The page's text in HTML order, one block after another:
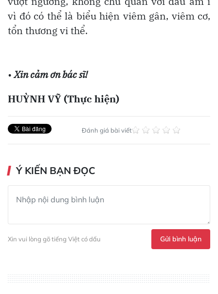
vì đó có thể là biểu hiện viêm gân, viêm cơ,
tổn thương vi thể.
•Xin cảm ơn bác sĩ!
HUỲNH VỸ (Thực hiện)
Đánh giá bài viết
Ý KIẾN BẠN ĐỌC
Xin vui lòng gõ tiếng Việt có dấu Gửi bình luận